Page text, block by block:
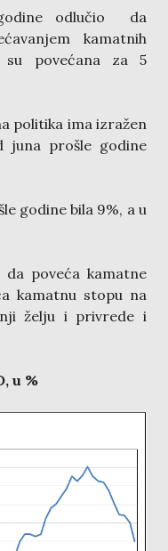
odlučio da
kamatnih
povećana za 5
politika ima izražen
juna prošle godine
godine bila 9%, a u
poveća kamatne
kamatnu stopu na
želju i privrede i
u %